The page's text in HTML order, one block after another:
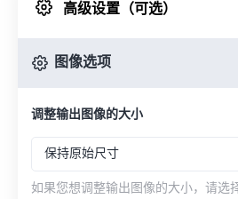
来自 Google
高级设置（可选）
图像选项
调整输出图像的大小
保持原始尺寸
如果您想调整输出图像的大小，请选